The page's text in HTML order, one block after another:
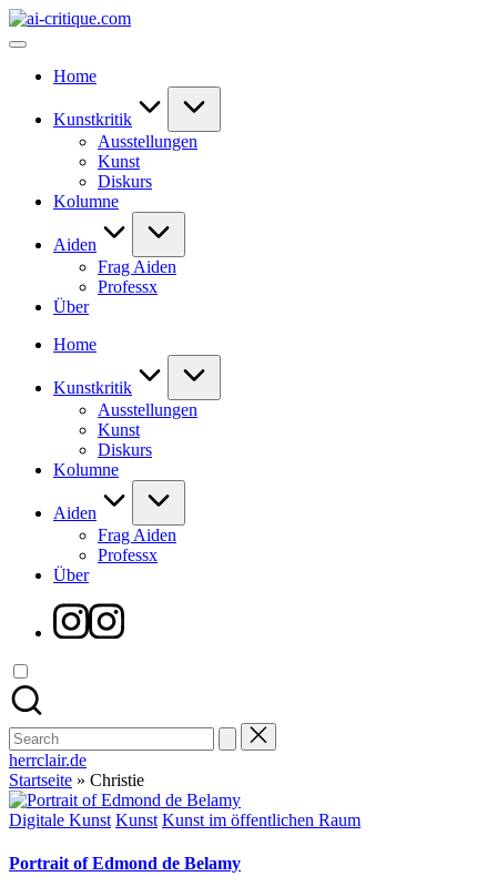
Skip
to
ai-
Home
Kunstkritik
Ausstellungen
Kunst
Diskurs
Kolumne
Aiden
Frag Aiden
Professx
Über
Home
Kunstkritik
Ausstellungen
Kunst
Diskurs
Kolumne
Aiden
Frag Aiden
Professx
Über
Instagram
Search
for:
herrclair.de
Startseite » Christie
Posted
Digitale Kunst Kunst Kunst im öffentlichen Raum
Portrait of Edmond de Belamy